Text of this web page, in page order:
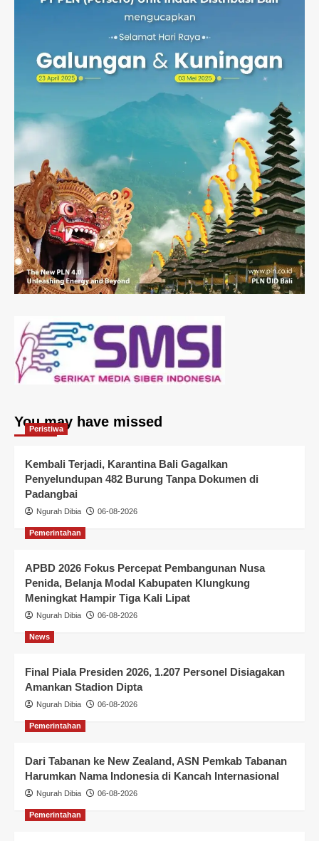
You may have missed
Peristiwa
Kembali Terjadi, Karantina Bali Gagalkan
Penyelundupan 482 Burung Tanpa Dokumen di
Padangbai
Ngurah Dibia 06-08-2026
Pemerintahan
APBD 2026 Fokus Percepat Pembangunan Nusa
Penida, Belanja Modal Kabupaten Klungkung
Meningkat Hampir Tiga Kali Lipat
Ngurah Dibia 06-08-2026
News
Final Piala Presiden 2026, 1.207 Personel Disiagakan
Amankan Stadion Dipta
Ngurah Dibia 06-08-2026
Pemerintahan
Dari Tabanan ke New Zealand, ASN Pemkab Tabanan
Harumkan Nama Indonesia di Kancah Internasional
Ngurah Dibia 06-08-2026
Pemerintahan